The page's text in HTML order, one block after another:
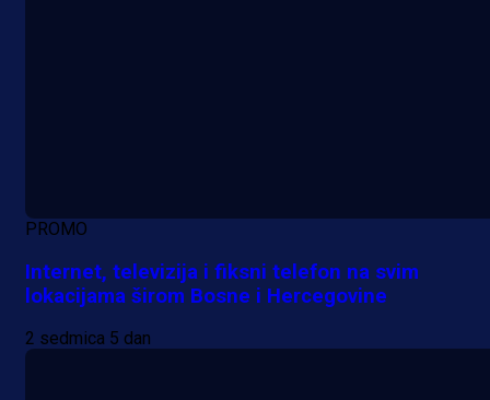
PROMO
Internet, televizija i fiksni telefon na svim
lokacijama širom Bosne i Hercegovine
2 sedmica 5 dan